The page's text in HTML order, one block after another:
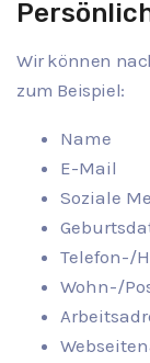
Wir können
zum Beispiel:
Name
E-Mail
Soziale
Telefon-/
Wohn-/